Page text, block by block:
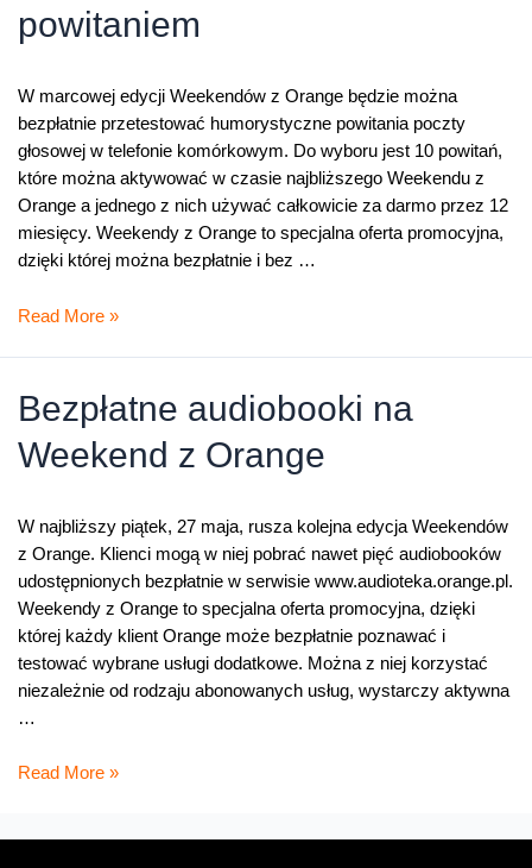
powitaniem
W marcowej edycji Weekendów z Orange będzie można
bezpłatnie przetestować humorystyczne powitania poczty
głosowej w telefonie komórkowym. Do wyboru jest 10 powitań,
które można aktywować w czasie najbliższego Weekendu z
Orange a jednego z nich używać całkowicie za darmo przez 12
miesięcy. Weekendy z Orange to specjalna oferta promocyjna,
dzięki której można bezpłatnie i bez …
Weekend
–
Poczta
głosowa
powitaniem
Read More »
Bezpłatne audiobooki na
Weekend z Orange
W najbliższy piątek, 27 maja, rusza kolejna edycja Weekendów
z Orange. Klienci mogą w niej pobrać nawet pięć audiobooków
udostępnionych bezpłatnie w serwisie www.audioteka.orange.pl.
Weekendy z Orange to specjalna oferta promocyjna, dzięki
której każdy klient Orange może bezpłatnie poznawać i
testować wybrane usługi dodatkowe. Można z niej korzystać
niezależnie od rodzaju abonowanych usług, wystarczy aktywna
…
Bezpłatne
Read More »